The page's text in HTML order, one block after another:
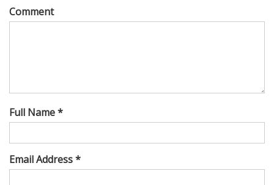
Comment
Full Name *
Email Address *